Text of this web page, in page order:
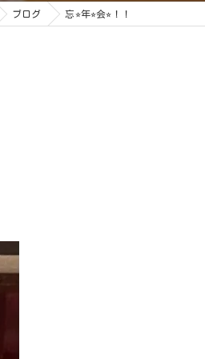
ブログ 忘⭐︎年⭐︎会⭐︎！！